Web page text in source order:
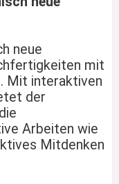
neue
mit
Mit interaktiven
der
Arbeiten wie
Mitdenken